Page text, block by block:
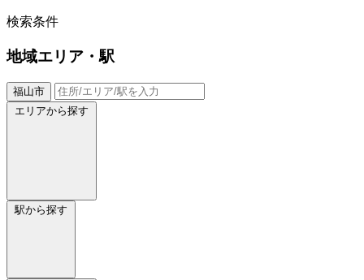
検索条件
地域エリア・駅
福山市
エリアから探す
駅から探す